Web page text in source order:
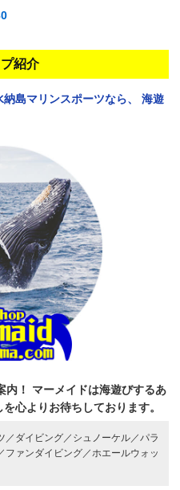
紹介
納島マリンスポーツなら、
海遊
内！
マーメイドは海遊びするあ
心よりお待ちしております。
／ ダイビング／ シュノーケル／ パラ
ファンダイビング／ ホエールウォッ